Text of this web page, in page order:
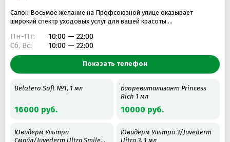
Салон Восьмое желание на Профсоюзной улице оказывает
широкий спектр уходовых услуг для вашей красоты.…
Пн-Пт:
10:00 — 22:00
Сб, Вс:
10:00 — 22:00
Показать телефон
Belotero Soft №1, 1 мл
16000 руб.
Биоревитализант Princess
Rich 1 мл
10000 руб.
Ювидерм Ультра
Ювидерм Ультра 3/Juvederm